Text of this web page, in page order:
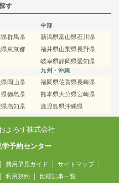
す
群馬県
東京都
中部
新潟県富山県石川県
福井県山梨県長野県
岐阜県静岡県愛知県
岡山県
徳島県
高知県
九州・沖縄
福岡県佐賀県長崎県
熊本県大分県宮崎県
鹿児島県沖縄県
よろず株式会社
予約センター
費用早見ガイド
サイトマップ
利用規約 比較記事一覧